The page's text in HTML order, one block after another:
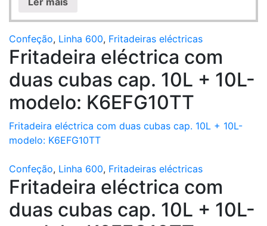
Confeção, Linha 600, Fritadeiras eléctricas
Fritadeira eléctrica com
duas cubas cap. 10L + 10L-
modelo: K6EFG10TT
Fritadeira eléctrica com duas cubas cap. 10L + 10L-
modelo: K6EFG10TT
Confeção, Linha 600, Fritadeiras eléctricas
Fritadeira eléctrica com
duas cubas cap. 10L + 10L-